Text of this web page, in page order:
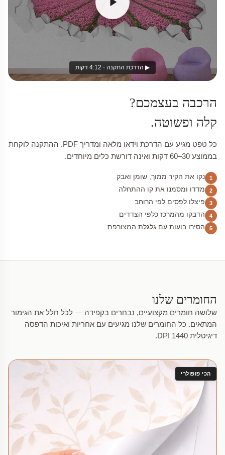
▶ הדרכת התקנה · 4:12 דקות
הרכבה בעצמכם?
קלה ופשוטה.
כל טפט מגיע עם הדרכת וידאו מלאה ומדריך PDF. ההתקנה לוקחת
בממוצע 30–60 דקות ואינה דורשת כלים מיוחדים.
1 נקו את הקיר ממוך, שומן ואבק
2 מדדו ומסמנו את קו ההתחלה
3 פיצלו לפסים לפי הרוחב
4 הדבקו מהמרכז כלפי הצדדים
5 הסירו בועות עם גלגלת המצורפת
החומרים שלנו
שלושה חומרים מקצועיים, נבחרים בקפידה — לכל חלל את הגימור
המתאים. כל החומרים שלנו מגיעים עם אחריות ואיכות הדפסה
דיגיטלית 1440 DPI.
הכי פופולרי